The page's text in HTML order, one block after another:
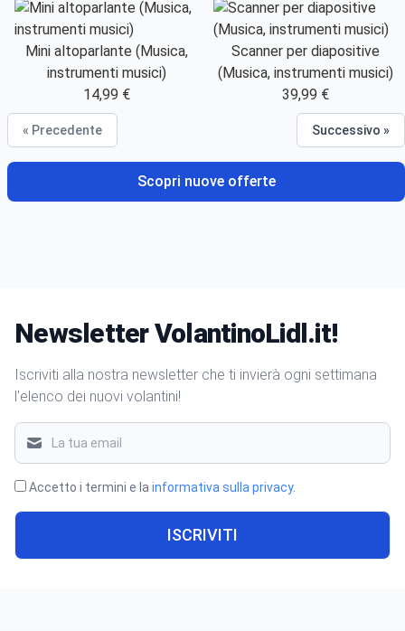
Mini altoparlante (Musica,
instrumenti musici)
14,99 €
Scanner per diapositive
(Musica, instrumenti musici)
39,99 €
« Precedente Successivo »
Scopri nuove offerte
Newsletter VolantinoLidl.it!
Iscriviti alla nostra newsletter che ti invierà ogni settimana
l'elenco dei nuovi volantini!
Accetto i termini e la informativa sulla privacy.
ISCRIVITI